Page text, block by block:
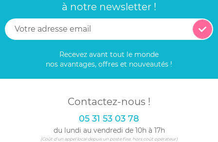
à notre newsletter !
Recevez avant tout le monde
nos avantages, offres et nouveautés !
Contactez-nous !
05 31 53 03 78
du lundi au vendredi de 10h à 17h
(Coût d'un appel local depuis un poste fixe, hors coût opérateur)